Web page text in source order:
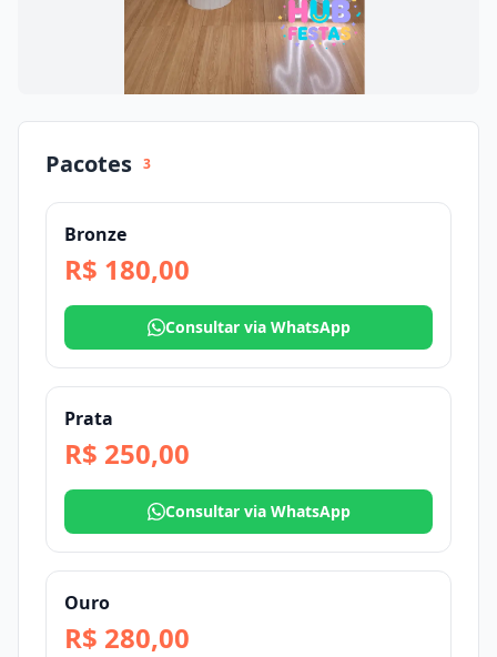
Pacotes 3
Bronze
R$ 180,00
Consultar via WhatsApp
Prata
R$ 250,00
Consultar via WhatsApp
Ouro
R$ 280,00